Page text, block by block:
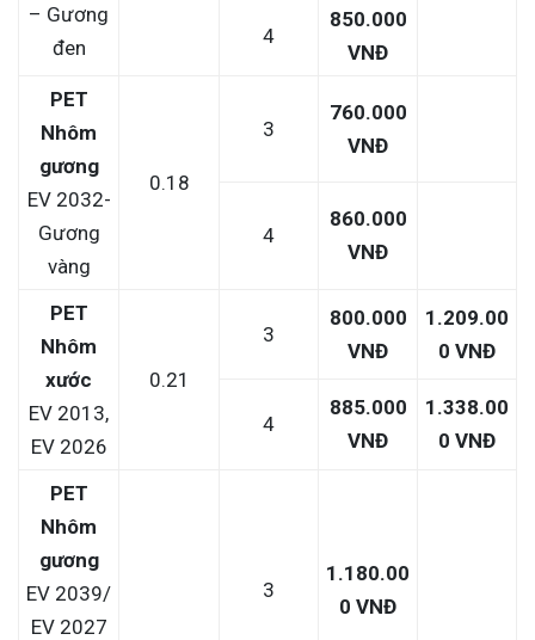
– Gương
đen
4
850.000
VNĐ
PET
Nhôm
gương
EV 2032-
Gương
vàng
0.18
3
760.000
VNĐ
4
860.000
VNĐ
PET
Nhôm
xước
EV 2013,
EV 2026
0.21
3
800.000
VNĐ
1.209.00
0 VNĐ
4
885.000
VNĐ
1.338.00
0 VNĐ
PET
Nhôm
gương
EV 2039/
EV 2027
3
1.180.00
0 VNĐ